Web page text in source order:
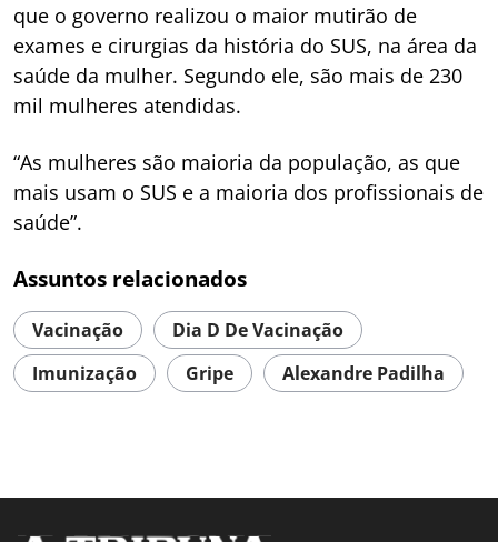
que o governo realizou o maior mutirão de
exames e cirurgias da história do SUS, na área da
saúde da mulher. Segundo ele, são mais de 230
mil mulheres atendidas.
“As mulheres são maioria da população, as que
mais usam o SUS e a maioria dos profissionais de
saúde”.
Assuntos relacionados
Vacinação
Dia D De Vacinação
Imunização
Gripe Alexandre Padilha